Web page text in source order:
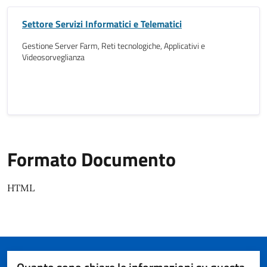
Settore Servizi Informatici e Telematici
Gestione Server Farm, Reti tecnologiche, Applicativi e
Videosorveglianza
Formato Documento
HTML